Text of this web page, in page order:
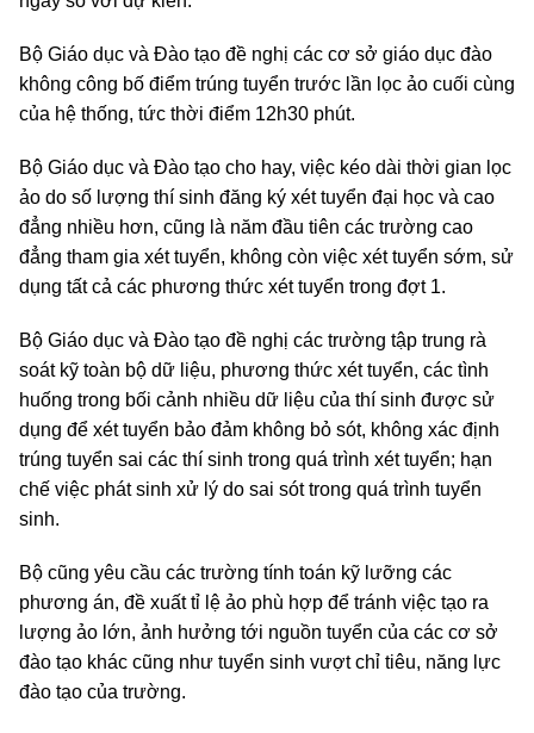
Bộ Giáo dục và Đào tạo đề nghị các cơ sở giáo dục đào
không công bố điểm trúng tuyển trước lần lọc ảo cuối cùng
của hệ thống, tức thời điểm 12h30 phút.
Bộ Giáo dục và Đào tạo cho hay, việc kéo dài thời gian lọc
ảo do số lượng thí sinh đăng ký xét tuyển đại học và cao
đẳng nhiều hơn, cũng là năm đầu tiên các trường cao
đẳng tham gia xét tuyển, không còn việc xét tuyển sớm, sử
dụng tất cả các phương thức xét tuyển trong đợt 1.
Bộ Giáo dục và Đào tạo đề nghị các trường tập trung rà
soát kỹ toàn bộ dữ liệu, phương thức xét tuyển, các tình
huống trong bối cảnh nhiều dữ liệu của thí sinh được sử
dụng để xét tuyển bảo đảm không bỏ sót, không xác định
trúng tuyển sai các thí sinh trong quá trình xét tuyển; hạn
chế việc phát sinh xử lý do sai sót trong quá trình tuyển
sinh.
Bộ cũng yêu cầu các trường tính toán kỹ lưỡng các
phương án, đề xuất tỉ lệ ảo phù hợp để tránh việc tạo ra
lượng ảo lớn, ảnh hưởng tới nguồn tuyển của các cơ sở
đào tạo khác cũng như tuyển sinh vượt chỉ tiêu, năng lực
đào tạo của trường.